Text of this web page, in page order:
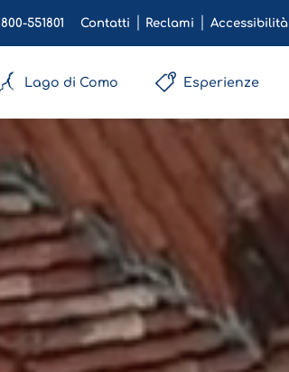
800-551801 Contatti Reclami Accessibilità
Lago di Como Esperienze